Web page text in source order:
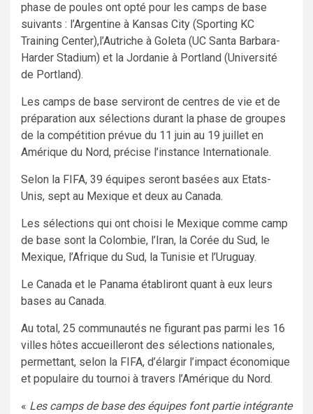
phase de poules ont opté pour les camps de base
suivants : l’Argentine à Kansas City (Sporting KC
Training Center),l’Autriche à Goleta (UC Santa Barbara-
Harder Stadium) et la Jordanie à Portland (Université
de Portland).
Les camps de base serviront de centres de vie et de
préparation aux sélections durant la phase de groupes
de la compétition prévue du 11 juin au 19 juillet en
Amérique du Nord, précise l’instance Internationale.
Selon la FIFA, 39 équipes seront basées aux Etats-
Unis, sept au Mexique et deux au Canada.
Les sélections qui ont choisi le Mexique comme camp
de base sont la Colombie, l’Iran, la Corée du Sud, le
Mexique, l’Afrique du Sud, la Tunisie et l’Uruguay.
Le Canada et le Panama établiront quant à eux leurs
bases au Canada.
Au total, 25 communautés ne figurant pas parmi les 16
villes hôtes accueilleront des sélections nationales,
permettant, selon la FIFA, d’élargir l’impact économique
et populaire du tournoi à travers l’Amérique du Nord.
« Les camps de base des équipes font partie intégrante